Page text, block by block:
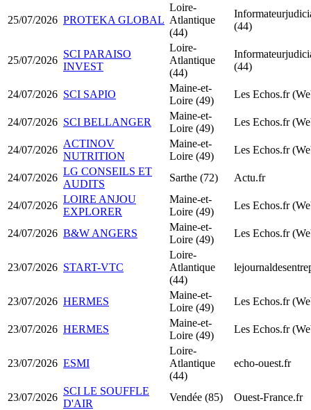
25/07/2026 PROTEKA GLOBAL
Loire-
Atlantique
(44)
(44)
25/07/2026
SCI PARAISO
INVEST
Loire-
Atlantique
(44)
(44)
24/07/2026 SCI SAPIO
Maine-et-
Loire (49)
Les Echos.fr
24/07/2026 SCI BELLANGER
Maine-et-
Loire (49)
Les Echos.fr
24/07/2026
ACTINOV
NUTRITION
Maine-et-
Loire (49)
Les Echos.fr
24/07/2026
LG CONSEILS ET
AUDITS
Sarthe (72) Actu.fr
24/07/2026
LOIRE ANJOU
EXPLORER
Maine-et-
Loire (49)
Les Echos.fr
24/07/2026 B&W ANGERS
Maine-et-
Loire (49)
Les Echos.fr
23/07/2026 START-VTC
Loire-
Atlantique
(44)
23/07/2026 HERMES
Maine-et-
Loire (49)
Les Echos.fr
23/07/2026 HERMES
Maine-et-
Loire (49)
Les Echos.fr
23/07/2026 ESMI
Loire-
Atlantique
(44)
echo-ouest.fr
23/07/2026
SCI LE SOUFFLE
D'AIR
Vendée (85) Ouest-France.fr